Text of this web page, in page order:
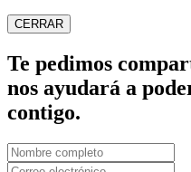
CERRAR
Te pedimos
nos ayudará a
contigo.